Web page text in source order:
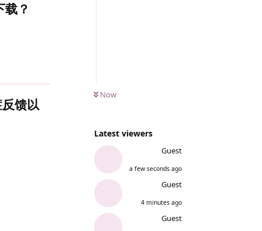
Now
Latest viewers
Guest
a few seconds ago
Guest
4 minutes ago
Guest
？
馈以